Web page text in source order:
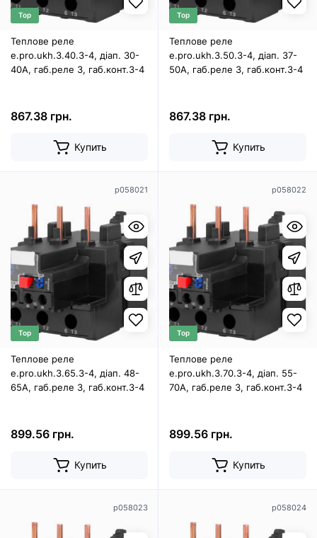
Top
Теплове реле
e.pro.ukh.3.40.3-4, діап. 30-
40А, габ.реле 3, габ.конт.3-4
867.38 грн.
Купить
Top
Теплове реле
e.pro.ukh.3.50.3-4, діап. 37-
50А, габ.реле 3, габ.конт.3-4
867.38 грн.
Купить
p058021
Top
Теплове реле
e.pro.ukh.3.65.3-4, діап. 48-
65А, габ.реле 3, габ.конт.3-4
899.56 грн.
Купить
p058022
Top
Теплове реле
e.pro.ukh.3.70.3-4, діап. 55-
70А, габ.реле 3, габ.конт.3-4
899.56 грн.
Купить
p058023 p058024